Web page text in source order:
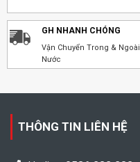
GH NHANH CHÓNG
Vận Chuyển Trong & Ngoài
Nước
THÔNG TIN LIÊN HỆ